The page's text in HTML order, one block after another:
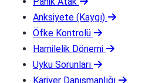
Anksiyete (Kaygı)
Öfke Kontrolü
Hamilelik Dönemi
Uyku Sorunları
Kariyer Danışmanlığı